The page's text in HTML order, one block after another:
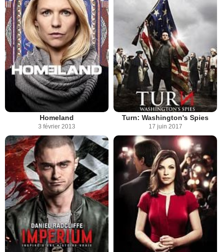
Homeland
3 février 2013
Turn: Washington's Spies
17 juin 2017